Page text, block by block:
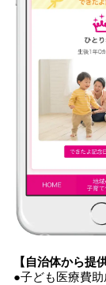
【自治体から提
●子ども医療費